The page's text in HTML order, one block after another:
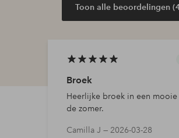
Toon alle beoordelingen
Broek
Heerlijke broek in een mooie
de zomer.
Camilla J — 2026-03-28